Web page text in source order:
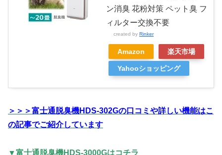
ン消臭 花粉対策 ペット臭 フ
ィルター交換不要
created by Rinker
Amazon 楽天市場
Yahooショッピング
＞＞＞富士通脱臭機HDS-302Gの口コミや詳しい機能はこ
の記事でご紹介しています
▼富士通脱臭機HDS-3000Gはコチラ